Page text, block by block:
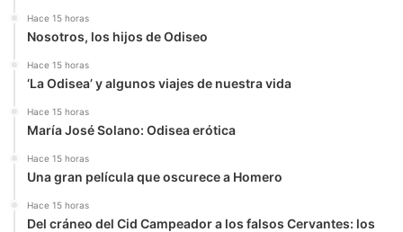
Hace 15 horas
Nosotros, los hijos de Odiseo
Hace 15 horas
‘La Odisea’ y algunos viajes de nuestra vida
Hace 15 horas
María José Solano: Odisea erótica
Hace 15 horas
Una gran película que oscurece a Homero
Hace 15 horas
Del cráneo del Cid Campeador a los falsos Cervantes: los